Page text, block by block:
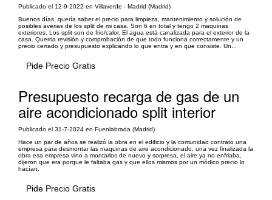
Publicado el 12-9-2022 en Villaverde - Madrid (Madrid)
Buenos días, quería saber el precio para limpieza, mantenimiento y solución de
posibles averias de los split de mi casa. Son 6 en total y tengo 2 maquinas
exteriores. Los split son de frio/calor. El agua está canalizada para el exterior de la
casa. Querria revisión y comprobación de que todo funciona correctamente y un
precio cerrado y presupuesto explicando lo que entra y en que consiste. Un...
Pide Precio Gratis
Presupuesto recarga de gas de un
aire acondicionado split interior
Publicado el 31-7-2024 en Fuenlabrada (Madrid)
Hace un par de años se realizó la obra en el edificio y la comunidad contrato una
empresa para desmontar las maquinas de aire acondicionado, una vez finalizada la
obra esa empresa vino a montarlos de nuevo y sorpresa, el aire ya no enfriaba,
dijeron que era porque le faltaba gas y que ellos mismos por un módico precio lo
hacían.
Pide Precio Gratis